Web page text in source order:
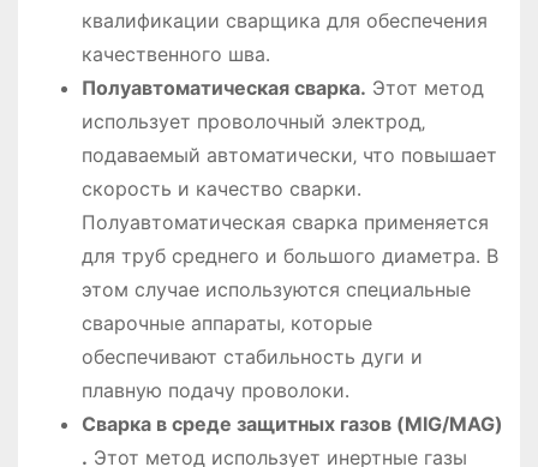
квалификации сварщика для обеспечения
качественного шва․
Полуавтоматическая сварка․ Этот метод
использует проволочный электрод‚
подаваемый автоматически‚ что повышает
скорость и качество сварки․
Полуавтоматическая сварка применяется
для труб среднего и большого диаметра․ В
этом случае используются специальные
сварочные аппараты‚ которые
обеспечивают стабильность дуги и
плавную подачу проволоки․
Сварка в среде защитных газов (MIG/MAG)
․ Этот метод использует инертные газы